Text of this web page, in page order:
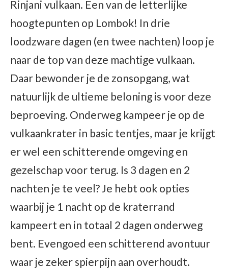
Rinjani vulkaan. Een van de letterlijke
hoogtepunten op Lombok! In drie
loodzware dagen (en twee nachten) loop je
naar de top van deze machtige vulkaan.
Daar bewonder je de zonsopgang, wat
natuurlijk de ultieme beloning is voor deze
beproeving. Onderweg kampeer je op de
vulkaankrater in basic tentjes, maar je krijgt
er wel een schitterende omgeving en
gezelschap voor terug. Is 3 dagen en 2
nachten je te veel? Je hebt ook opties
waarbij je 1 nacht op de kraterrand
kampeert en in totaal 2 dagen onderweg
bent. Evengoed een schitterend avontuur
waar je zeker spierpijn aan overhoudt.